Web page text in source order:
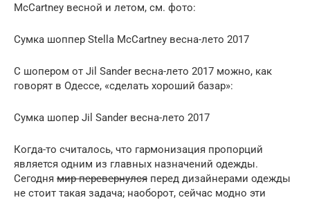
McCartney весной и летом, см. фото:
Сумка шоппер Stella McCartney весна-лето 2017
С шопером от Jil Sander весна-лето 2017 можно, как
говорят в Одессе, «сделать хороший базар»:
Сумка шопер Jil Sander весна-лето 2017
Когда-то считалось, что гармонизация пропорций
является одним из главных назначений одежды.
Сегодня мир перевернулся перед дизайнерами одежды
не стоит такая задача; наоборот, сейчас модно эти